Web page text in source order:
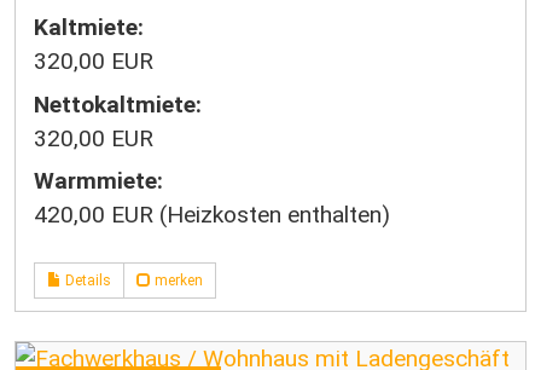
Kaltmiete:
320,00 EUR
Nettokaltmiete:
320,00 EUR
Warmmiete:
420,00 EUR (Heizkosten enthalten)
Details merken